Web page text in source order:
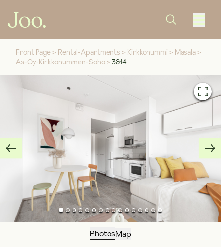
Front Page > Rental-Apartments > Kirkkonummi > Masala >
As-Oy-Kirkkonummen-Soho > 3814
PhotosMap